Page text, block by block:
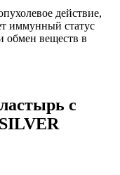
действие,
иммунный статус
обмен веществ в
с